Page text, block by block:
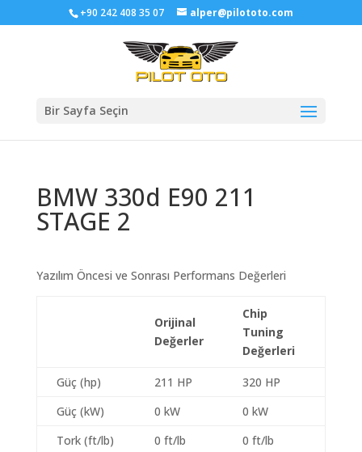
+90 242 408 35 07 alper@pilototo.com
Bir Sayfa Seçin
BMW 330d E90 211
STAGE 2
Yazılım Öncesi ve Sonrası Performans Değerleri
Orijinal
Değerler
Chip
Tuning
Değerleri
Güç (hp) 211 HP
320 HP
Güç (kW)
0 kW
0 kW
Tork (ft/lb)
0 ft/lb
0 ft/lb